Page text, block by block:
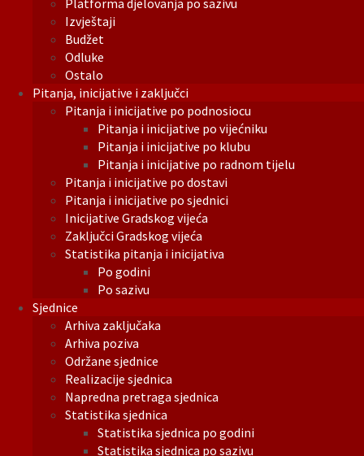
Platforma djelovanja po sazivu
Izvještaji
Budžet
Odluke
Ostalo
Pitanja, inicijative i zaključci
Pitanja i inicijative po podnosiocu
Pitanja i inicijative po vijećniku
Pitanja i inicijative po klubu
Pitanja i inicijative po radnom tijelu
Pitanja i inicijative po dostavi
Pitanja i inicijative po sjednici
Inicijative Gradskog vijeća
Zaključci Gradskog vijeća
Statistika pitanja i inicijativa
Po godini
Po sazivu
Sjednice
Arhiva zaključaka
Arhiva poziva
Održane sjednice
Realizacije sjednica
Napredna pretraga sjednica
Statistika sjednica
Statistika sjednica po godini
Statistika sjednica po sazivu